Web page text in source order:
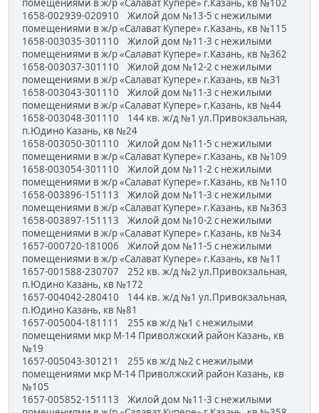
помещениями в ж/р «Салават Купере» г.Казань, кв №102
1658-002939-020910 Жилой дом №13-5 с нежилыми
помещениями в ж/р «Салават Купере» г.Казань, кв №115
1658-003035-301110 Жилой дом №11-3 с нежилыми
помещениями в ж/р «Салават Купере» г.Казань, кв №362
1658-003037-301110 Жилой дом №12-2 с нежилыми
помещениями в ж/р «Салават Купере» г.Казань, кв №31
1658-003043-301110 Жилой дом №11-3 с нежилыми
помещениями в ж/р «Салават Купере» г.Казань, кв №44
1658-003048-301110 144 кв. ж/д №1 ул.Привокзальная,
п.Юдино Казань, кв №24
1658-003050-301110 Жилой дом №11-5 с нежилыми
помещениями в ж/р «Салават Купере» г.Казань, кв №109
1658-003054-301110 Жилой дом №11-2 с нежилыми
помещениями в ж/р «Салават Купере» г.Казань, кв №110
1658-003896-151113 Жилой дом №11-3 с нежилыми
помещениями в ж/р «Салават Купере» г.Казань, кв №363
1658-003897-151113 Жилой дом №10-2 с нежилыми
помещениями в ж/р «Салават Купере» г.Казань, кв №34
1657-000720-181006 Жилой дом №11-5 с нежилыми
помещениями в ж/р «Салават Купере» г.Казань, кв №11
1657-001588-230707 252 кв. ж/д №2 ул.Привокзальная,
п.Юдино Казань, кв №172
1657-004042-280410 144 кв. ж/д №1 ул.Привокзальная,
п.Юдино Казань, кв №81
1657-005004-181111 255 кв ж/д №1 с нежилыми
помещениями мкр М-14 Приволжский район Казань, кв
№19
1657-005043-301211 255 кв ж/д №2 с нежилыми
помещениями мкр М-14 Приволжский район Казань, кв
№105
1657-005852-151113 Жилой дом №11-3 с нежилыми